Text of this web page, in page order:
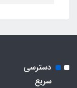
دسترسی
سریع